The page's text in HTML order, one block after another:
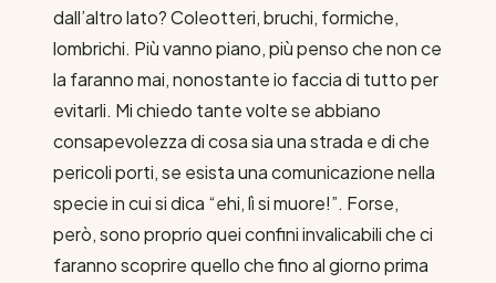
dall’altro lato? Coleotteri, bruchi, formiche,
lombrichi. Più vanno piano, più penso che non ce
la faranno mai, nonostante io faccia di tutto per
evitarli. Mi chiedo tante volte se abbiano
consapevolezza di cosa sia una strada e di che
pericoli porti, se esista una comunicazione nella
specie in cui si dica “ehi, lì si muore!”. Forse,
però, sono proprio quei confini invalicabili che ci
faranno scoprire quello che fino al giorno prima